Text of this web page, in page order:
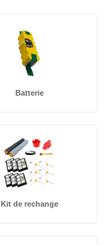
Batterie
Kit de rechange